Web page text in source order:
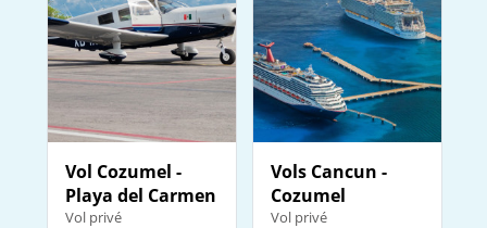
Vol Cozumel -
Playa del Carmen
Vol privé
Vols Cancun -
Cozumel
Vol privé